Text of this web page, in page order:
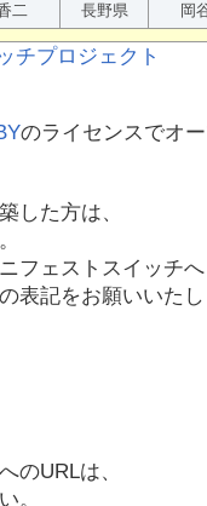
二 長野県 岡
のライセンスでオ
した方は、
フェストスイッチへ
表記をお願いいたし
のURLは、
。